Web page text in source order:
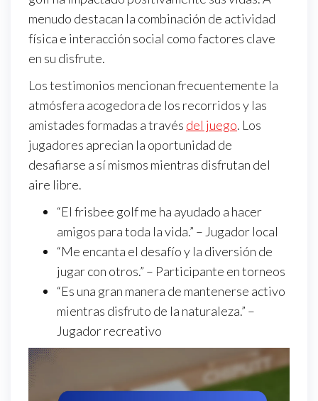
menudo destacan la combinación de actividad
física e interacción social como factores clave
en su disfrute.
Los testimonios mencionan frecuentemente la
atmósfera acogedora de los recorridos y las
amistades formadas a través del juego. Los
jugadores aprecian la oportunidad de
desafiarse a sí mismos mientras disfrutan del
aire libre.
“El frisbee golf me ha ayudado a hacer
amigos para toda la vida.” – Jugador local
“Me encanta el desafío y la diversión de
jugar con otros.” – Participante en torneos
“Es una gran manera de mantenerse activo
mientras disfruto de la naturaleza.” –
Jugador recreativo